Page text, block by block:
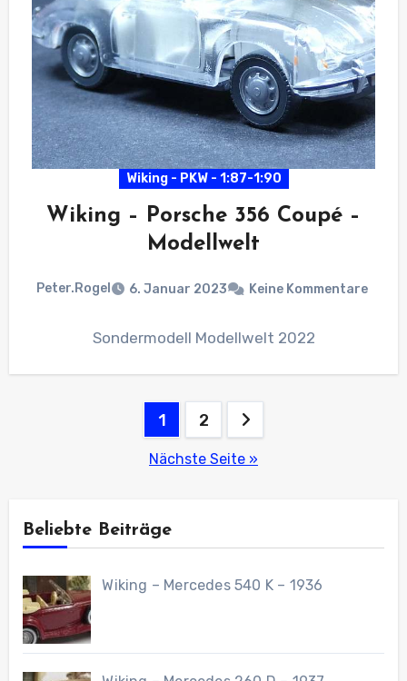
Wiking - PKW - 1:87-1:90
Wiking – Porsche 356 Coupé –
Modellwelt
Peter.Rogel 6. Januar 2023 Keine Kommentare
Sondermodell Modellwelt 2022
Seitennummerierung
1 2
Nächste Seite »
Beliebte Beiträge
Wiking – Mercedes 540 K – 1936